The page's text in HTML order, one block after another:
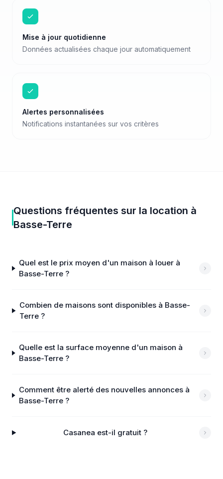
Mise à jour quotidienne
Données actualisées chaque jour automatiquement
Alertes personnalisées
Notifications instantanées sur vos critères
Questions fréquentes sur la location à
Basse-Terre
Quel est le prix moyen d'un maison à louer à
Basse-Terre ?
Combien de maisons sont disponibles à Basse-
Terre ?
Quelle est la surface moyenne d'un maison à
Basse-Terre ?
Comment être alerté des nouvelles annonces à
Basse-Terre ?
Casanea est-il gratuit ?